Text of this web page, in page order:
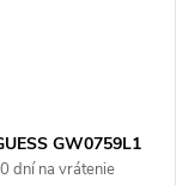
GW0759L1
dní na vrátenie